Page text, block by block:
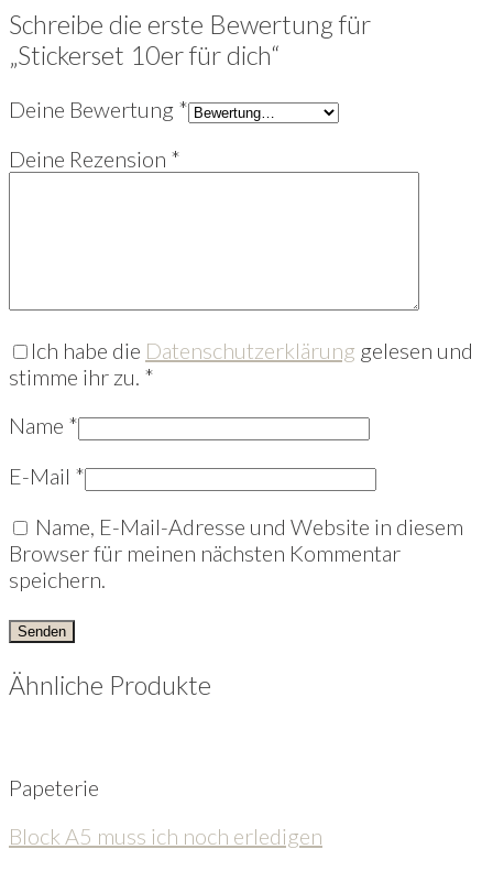
Schreibe die erste Bewertung für
„Stickerset 10er für dich“
Deine Bewertung *
Deine Rezension *
Ich habe die Datenschutzerklärung gelesen und
stimme ihr zu. *
Name *
E-Mail *
Name, E-Mail-Adresse und Website in diesem
Browser für meinen nächsten Kommentar
speichern.
Ähnliche Produkte
Papeterie
Block A5 muss ich noch erledigen